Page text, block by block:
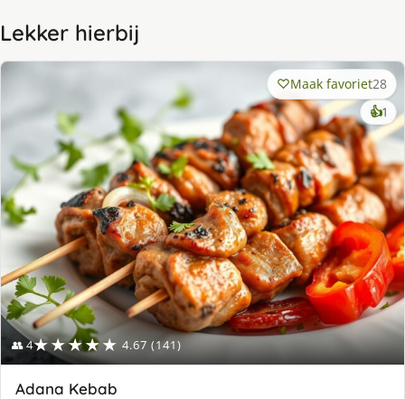
Lekker hierbij
👥 4★★★★★ 4.67 (141)
Maak favoriet28
👍1
Adana Kebab